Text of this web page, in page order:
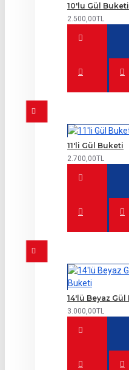
10'lu Gül Buketi
2.500,00TL
11'li Gül Buketi
2.700,00TL
3.000,00TL